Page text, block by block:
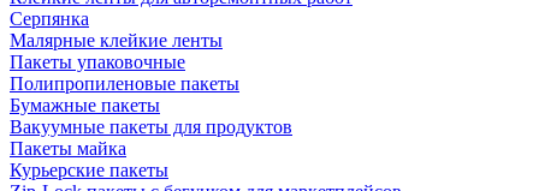
Серпянка
Малярные клейкие ленты
Пакеты упаковочные
Полипропиленовые пакеты
Бумажные пакеты
Вакуумные пакеты для продуктов
Пакеты майка
Курьерские пакеты